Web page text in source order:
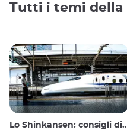
Tutti i temi della
Lo Shinkansen: consigli di viaggio per il treno proiettile giapponese